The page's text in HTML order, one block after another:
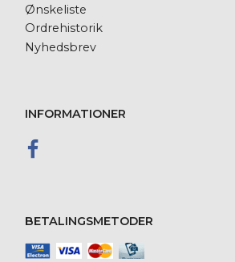
Ønskeliste
Ordrehistorik
Nyhedsbrev
INFORMATIONER
BETALINGSMETODER